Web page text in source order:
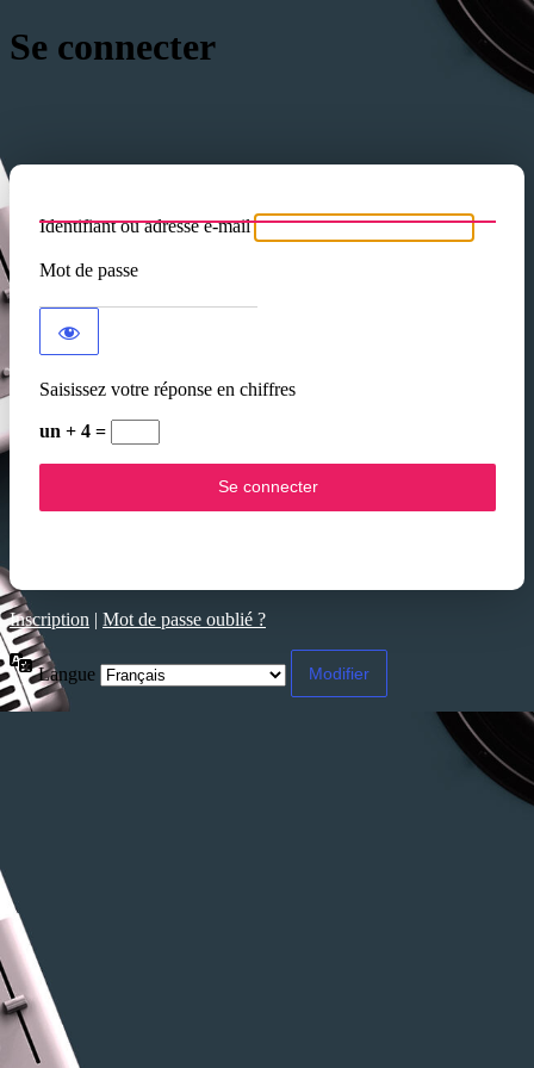
Se connecter
Identifiant ou adresse e-mail
Mot de passe
Saisissez votre réponse en chiffres
un + 4 =
Inscription | Mot de passe oublié ?
Langue